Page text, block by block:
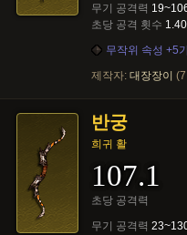
무기 공격력
초당 공격 횟수 1.40
무작위 속성 +5
제작자: 대장장이
반궁
희귀 활
107.1
초당 공격력
무기 공격력